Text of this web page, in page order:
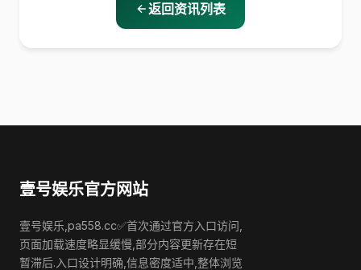
返回资讯列表
壹号娱乐官方网站
壹号娱乐,pa558.cc✅首次通过官方入口访问,
页面加载速度略显缓慢,部分内容更新存在短
暂滞后.入口设计明确,信息密度适中,整体浏览